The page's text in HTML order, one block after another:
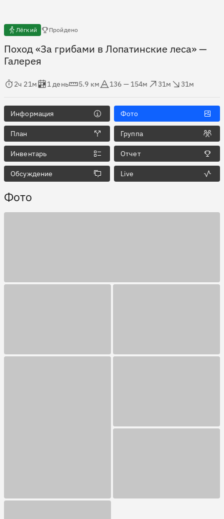
Лёгкий Пройдено
Поход «За грибами в Лопатинские леса»—
Галерея
в пути
2ч 21м
Оценка в днях
1 день
5.9 км
136 — 154м
31м
31м
Информация Фото
План Группа
Инвентарь Отчет
Обсуждение Live
Фото